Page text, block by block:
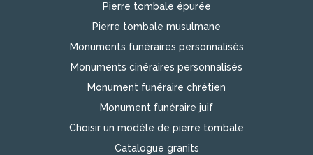
Pierre tombale épurée
Pierre tombale musulmane
Monuments funéraires personnalisés
Monuments cinéraires personnalisés
Monument funéraire chrétien
Monument funéraire juif
Choisir un modèle de pierre tombale
Catalogue granits